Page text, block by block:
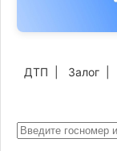
ДТП Залог